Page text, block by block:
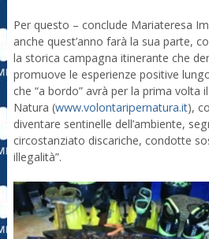
Per questo – conclude Mariateresa
anche quest’anno farà la sua parte,
la storica campagna itinerante che
promuove le esperienze positive
che “a bordo” avrà per la prima volta
Natura (www.volontaripernatura.it),
diventare sentinelle dell’ambiente,
circostanziato discariche, condotte
illegalità”.